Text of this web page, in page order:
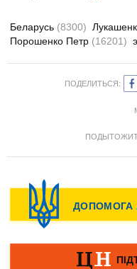
Беларусь (8300)
Порошенко Петр (16201)
ПОДЕЛИТЬСЯ: